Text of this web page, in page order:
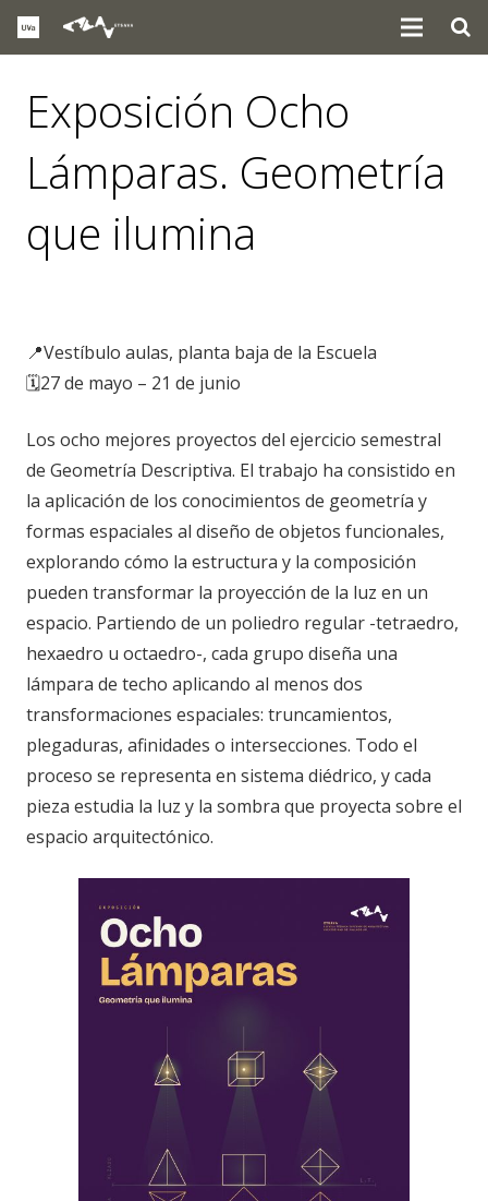
Exposición Ocho
Lámparas. Geometría
que ilumina
📍Vestíbulo aulas, planta baja de la Escuela
🗓️27 de mayo – 21 de junio
Los ocho mejores proyectos del ejercicio semestral
de Geometría Descriptiva. El trabajo ha consistido en
la aplicación de los conocimientos de geometría y
formas espaciales al diseño de objetos funcionales,
explorando cómo la estructura y la composición
pueden transformar la proyección de la luz en un
espacio. Partiendo de un poliedro regular -tetraedro,
hexaedro u octaedro-, cada grupo diseña una
lámpara de techo aplicando al menos dos
transformaciones espaciales: truncamientos,
plegaduras, afinidades o intersecciones. Todo el
proceso se representa en sistema diédrico, y cada
pieza estudia la luz y la sombra que proyecta sobre el
espacio arquitectónico.